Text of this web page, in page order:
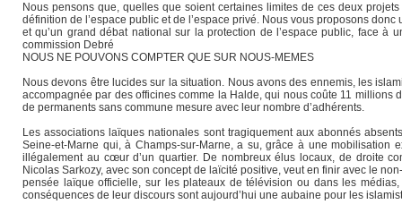
Nous pensons que, quelles que soient certaines limites de ces deux
définition de l’espace public et de l’espace privé. Nous vous proposons
et qu’un grand débat national sur la protection de l’espace public, face à
commission Debré
NOUS NE POUVONS COMPTER QUE SUR NOUS-MEMES
Nous devons être lucides sur la situation. Nous avons des ennemis, les
accompagnée par des officines comme la Halde, qui nous coûte 11 millions
de permanents sans commune mesure avec leur nombre d’adhérents.
Les associations laïques nationales sont tragiquement aux abonnés
Seine-et-Marne qui, à Champs-sur-Marne, a su, grâce à une mobilisation
illégalement au cœur d’un quartier. De nombreux élus locaux, de droite
Nicolas Sarkozy, avec son concept de laïcité positive, veut en finir avec le
pensée laïque officielle, sur les plateaux de télévision ou dans les
conséquences de leur discours sont aujourd’hui une aubaine pour les